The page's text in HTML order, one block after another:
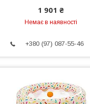
1 901 ₴
Немає в наявності
+380 (97) 087-55-46